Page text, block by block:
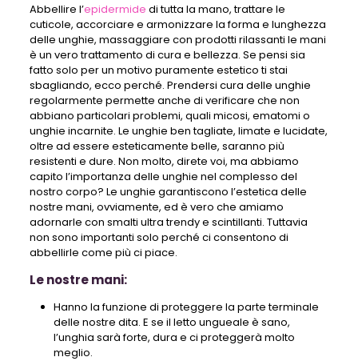
Abbellire l’epidermide di tutta la mano, trattare le
cuticole, accorciare e armonizzare la forma e lunghezza
delle unghie, massaggiare con prodotti rilassanti le mani
è un vero trattamento di cura e bellezza. Se pensi sia
fatto solo per un motivo puramente estetico ti stai
sbagliando, ecco perché. Prendersi cura delle unghie
regolarmente permette anche di verificare che non
abbiano particolari problemi, quali micosi, ematomi o
unghie incarnite. Le unghie ben tagliate, limate e lucidate,
oltre ad essere esteticamente belle, saranno più
resistenti e dure. Non molto, direte voi, ma abbiamo
capito l’importanza delle unghie nel complesso del
nostro corpo? Le unghie garantiscono l’estetica delle
nostre mani, ovviamente, ed è vero che amiamo
adornarle con smalti ultra trendy e scintillanti. Tuttavia
non sono importanti solo perché ci consentono di
abbellirle come più ci piace.
Le nostre mani:
Hanno la funzione di proteggere la parte terminale
delle nostre dita. E se il letto ungueale è sano,
l’unghia sarà forte, dura e ci proteggerà molto
meglio.